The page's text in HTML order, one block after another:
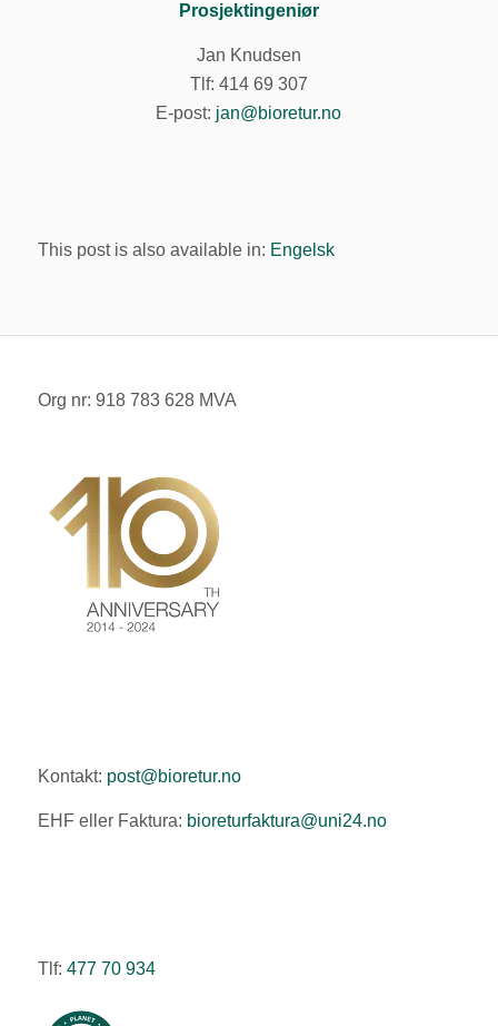
Prosjektingeniør
Jan Knudsen
Tlf: 414 69 307
E-post: jan@bioretur.no
This post is also available in: Engelsk
Org nr: 918 783 628 MVA
Kontakt: post@bioretur.no
EHF eller Faktura: bioreturfaktura@uni24.no
Tlf: 477 70 934